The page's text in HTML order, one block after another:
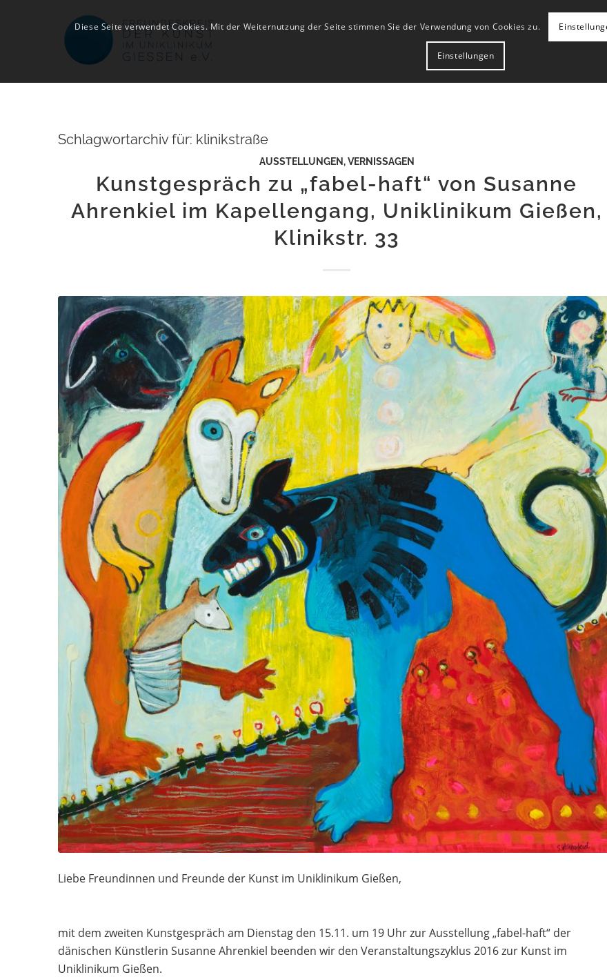
Schlagwortarchiv für: klinikstraße
AUSSTELLUNGEN,VERNISSAGEN
Kunstgespräch zu „fabel-haft“ von Susanne
Ahrenkiel im Kapellengang, Uniklinikum Gießen,
Klinikstr. 33
Liebe Freundinnen und Freunde der Kunst im Uniklinikum Gießen,
mit dem zweiten Kunstgespräch am Dienstag den 15.11. um 19 Uhr zur Ausstellung „fabel-haft“ der
dänischen Künstlerin Susanne Ahrenkiel beenden wir den Veranstaltungszyklus 2016 zur Kunst im
Uniklinikum Gießen.
Diese Seite verwendet Cookies. Mit der Weiternutzung der Seite stimmen Sie der Verwendung von Cookies zu.
Einstellungen